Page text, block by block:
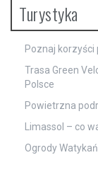
Turystyka
Poznaj korzyści
Trasa Green
Polsce
Powietrzna
Limassol – co
Ogrody